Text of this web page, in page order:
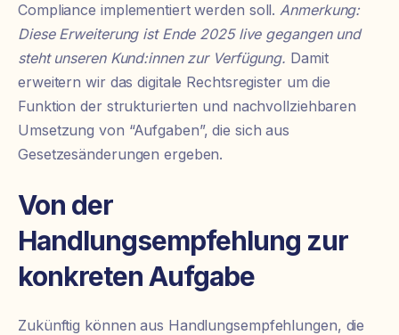
Compliance implementiert werden soll.Anmerkung:
Diese Erweiterung ist Ende 2025 live gegangen und
steht unseren Kund:innen zur Verfügung. Damit
erweitern wir das digitale Rechtsregister um die
Funktion der strukturierten und nachvollziehbaren
Umsetzung von “Aufgaben”, die sich aus
Gesetzesänderungen ergeben.
Von der
Handlungsempfehlung zur
konkreten Aufgabe
Zukünftig können aus Handlungsempfehlungen, die